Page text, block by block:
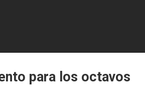
para los octavos